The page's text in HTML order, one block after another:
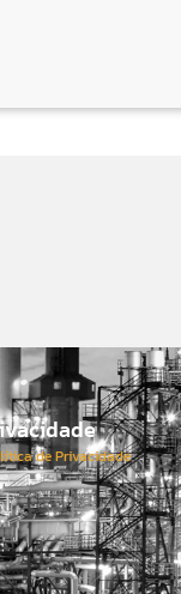
de Privacidade.